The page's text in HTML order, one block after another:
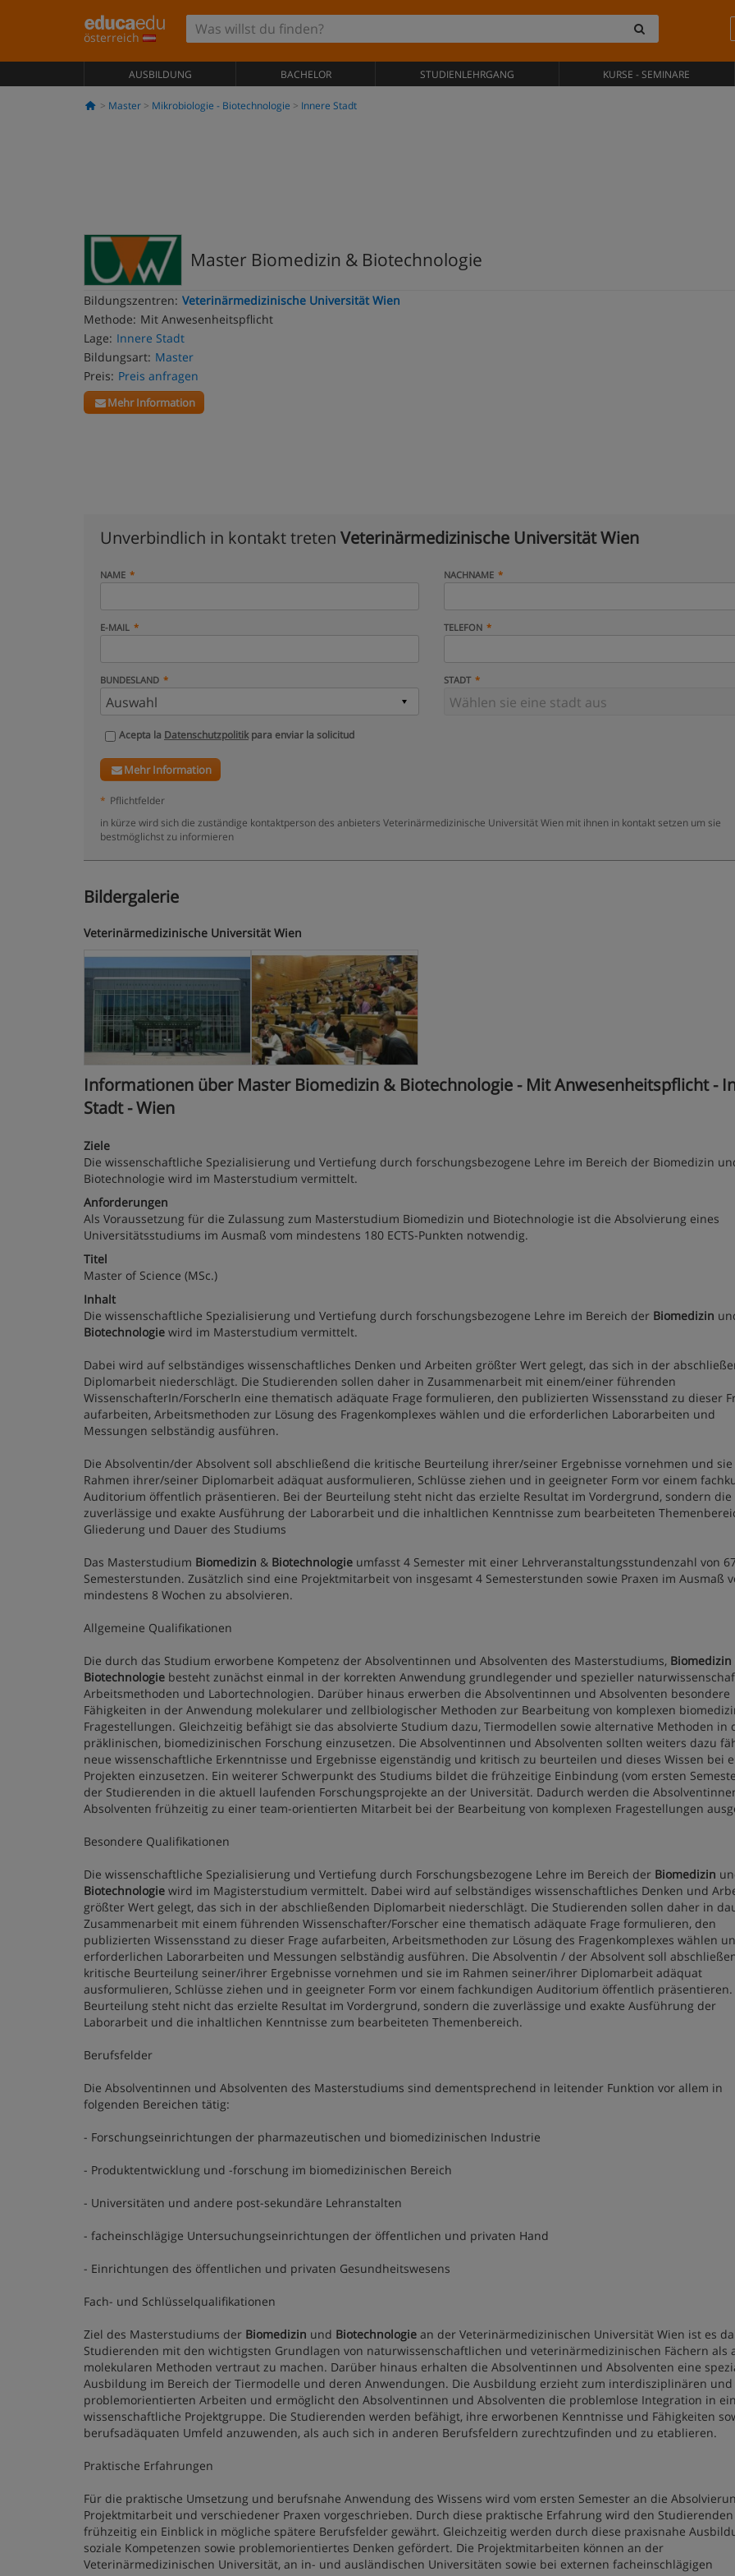
österreich
AUSBILDUNG BACHELOR STUDIENLEHRGANG KURSE - SEMINARE
Master Mikrobiologie - Biotechnologie Innere Stadt
Master Biomedizin & Biotechnologie
Bildungszentren: Veterinärmedizinische Universität Wien
Methode: Mit Anwesenheitspflicht
Lage: Innere Stadt
Bildungsart: Master
Preis: Preis anfragen
Mehr Information
Unverbindlich in kontakt treten Veterinärmedizinische Universität Wien
NAME NACHNAME
E-MAIL TELEFON
BUNDESLAND STADT
Acepta la Datenschutzpolitikpara enviar la solicitud
Mehr Information
* Pflichtfelder
in kürze wird sich die zuständige kontaktperson des anbieters Veterinärmedizinische Universität Wien mit ihnen in kontakt setzen um sie
bestmöglichst zu informieren
Bildergalerie
Veterinärmedizinische Universität Wien
Informationen über Master Biomedizin & Biotechnologie - Mit Anwesenheitspflicht -
Stadt - Wien
Ziele
Die wissenschaftliche Spezialisierung und Vertiefung durch forschungsbezogene Lehre im Bereich der Biomedizin
Biotechnologie wird im Masterstudium vermittelt.
Anforderungen
Als Voraussetzung für die Zulassung zum Masterstudium Biomedizin und Biotechnologie ist die Absolvierung eines
Universitätsstudiums im Ausmaß vom mindestens 180 ECTS-Punkten notwendig.
Titel
Master of Science (MSc.)
Inhalt
Die wissenschaftliche Spezialisierung und Vertiefung durch forschungsbezogene Lehre im Bereich der Biomedizin
Biotechnologie wird im Masterstudium vermittelt.
Dabei wird auf selbständiges wissenschaftliches Denken und Arbeiten größter Wert gelegt, das sich in der
Diplomarbeit niederschlägt. Die Studierenden sollen daher in Zusammenarbeit mit einem/einer führenden
WissenschafterIn/ForscherIn eine thematisch adäquate Frage formulieren, den publizierten Wissensstand zu dieser
aufarbeiten, Arbeitsmethoden zur Lösung des Fragenkomplexes wählen und die erforderlichen Laborarbeiten und
Messungen selbständig ausführen.
Die Absolventin/der Absolvent soll abschließend die kritische Beurteilung ihrer/seiner Ergebnisse vornehmen und sie
Rahmen ihrer/seiner Diplomarbeit adäquat ausformulieren, Schlüsse ziehen und in geeigneter Form vor einem
Auditorium öffentlich präsentieren. Bei der Beurteilung steht nicht das erzielte Resultat im Vordergrund, sondern die
zuverlässige und exakte Ausführung der Laborarbeit und die inhaltlichen Kenntnisse zum bearbeiteten
Gliederung und Dauer des Studiums
Das Masterstudium Biomedizin & Biotechnologie umfasst 4 Semester mit einer Lehrveranstaltungsstundenzahl von
Semesterstunden. Zusätzlich sind eine Projektmitarbeit von insgesamt 4 Semesterstunden sowie Praxen im Ausmaß
mindestens 8 Wochen zu absolvieren.
Allgemeine Qualifikationen
Die durch das Studium erworbene Kompetenz der Absolventinnen und Absolventen des Masterstudiums‚ Biomedizin
Biotechnologie besteht zunächst einmal in der korrekten Anwendung grundlegender und spezieller
Arbeitsmethoden und Labortechnologien. Darüber hinaus erwerben die Absolventinnen und Absolventen besondere
Fähigkeiten in der Anwendung molekularer und zellbiologischer Methoden zur Bearbeitung von komplexen
Fragestellungen. Gleichzeitig befähigt sie das absolvierte Studium dazu, Tiermodellen sowie alternative Methoden in
präklinischen, biomedizinischen Forschung einzusetzen. Die Absolventinnen und Absolventen sollten weiters dazu
neue wissenschaftliche Erkenntnisse und Ergebnisse eigenständig und kritisch zu beurteilen und dieses Wissen bei
Projekten einzusetzen. Ein weiterer Schwerpunkt des Studiums bildet die frühzeitige Einbindung (vom ersten
der Studierenden in die aktuell laufenden Forschungsprojekte an der Universität. Dadurch werden die
Absolventen frühzeitig zu einer team-orientierten Mitarbeit bei der Bearbeitung von komplexen Fragestellungen
Besondere Qualifikationen
Die wissenschaftliche Spezialisierung und Vertiefung durch Forschungsbezogene Lehre im Bereich der Biomedizin
Biotechnologie wird im Magisterstudium vermittelt. Dabei wird auf selbständiges wissenschaftliches Denken und
größter Wert gelegt, das sich in der abschließenden Diplomarbeit niederschlägt. Die Studierenden sollen daher in
Zusammenarbeit mit einem führenden Wissenschafter/Forscher eine thematisch adäquate Frage formulieren, den
publizierten Wissensstand zu dieser Frage aufarbeiten, Arbeitsmethoden zur Lösung des Fragenkomplexes wählen
erforderlichen Laborarbeiten und Messungen selbständig ausführen. Die Absolventin / der Absolvent soll
kritische Beurteilung seiner/ihrer Ergebnisse vornehmen und sie im Rahmen seiner/ihrer Diplomarbeit adäquat
ausformulieren, Schlüsse ziehen und in geeigneter Form vor einem fachkundigen Auditorium öffentlich
Beurteilung steht nicht das erzielte Resultat im Vordergrund, sondern die zuverlässige und exakte Ausführung der
Laborarbeit und die inhaltlichen Kenntnisse zum bearbeiteten Themenbereich.
Berufsfelder
Die Absolventinnen und Absolventen des Masterstudiums sind dementsprechend in leitender Funktion vor allem in
folgenden Bereichen tätig:
- Forschungseinrichtungen der pharmazeutischen und biomedizinischen Industrie
- Produktentwicklung und -forschung im biomedizinischen Bereich
- Universitäten und andere post-sekundäre Lehranstalten
- facheinschlägige Untersuchungseinrichtungen der öffentlichen und privaten Hand
- Einrichtungen des öffentlichen und privaten Gesundheitswesens
Fach- und Schlüsselqualifikationen
Ziel des Masterstudiums der Biomedizin und Biotechnologie an der Veterinärmedizinischen Universität Wien ist es
Studierenden mit den wichtigsten Grundlagen von naturwissenschaftlichen und veterinärmedizinischen Fächern als
molekularen Methoden vertraut zu machen. Darüber hinaus erhalten die Absolventinnen und Absolventen eine
Ausbildung im Bereich der Tiermodelle und deren Anwendungen. Die Ausbildung erzieht zum interdisziplinären und
problemorientierten Arbeiten und ermöglicht den Absolventinnen und Absolventen die problemlose Integration in
wissenschaftliche Projektgruppe. Die Studierenden werden befähigt, ihre erworbenen Kenntnisse und Fähigkeiten
berufsadäquaten Umfeld anzuwenden, als auch sich in anderen Berufsfeldern zurechtzufinden und zu etablieren.
Praktische Erfahrungen
Für die praktische Umsetzung und berufsnahe Anwendung des Wissens wird vom ersten Semester an die
Projektmitarbeit und verschiedener Praxen vorgeschrieben. Durch diese praktische Erfahrung wird den Studierenden
frühzeitig ein Einblick in mögliche spätere Berufsfelder gewährt. Gleichzeitig werden durch diese praxisnahe
soziale Kompetenzen sowie problemorientiertes Denken gefördert. Die Projektmitarbeiten können an der
Veterinärmedizinischen Universität, an in- und ausländischen Universitäten sowie bei externen facheinschlägigen